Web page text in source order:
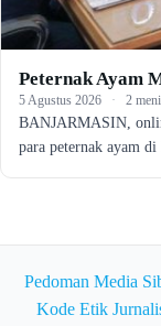
Peternak Ayam
5 Agustus 2026 · 2
BANJARMASIN,
para peternak ayam
Pedoman Media
Kode Etik